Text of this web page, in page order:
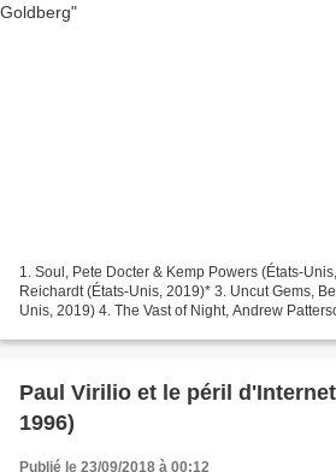
1. Soul, Pete Docter & Kemp Powers (États-
Reichardt (États-Unis, 2019)* 3. Uncut Gems,
Unis, 2019) 4. The Vast of Night, Andrew
Paul Virilio et le péril
1996)
Publié le 23/09/2018 à 00:12